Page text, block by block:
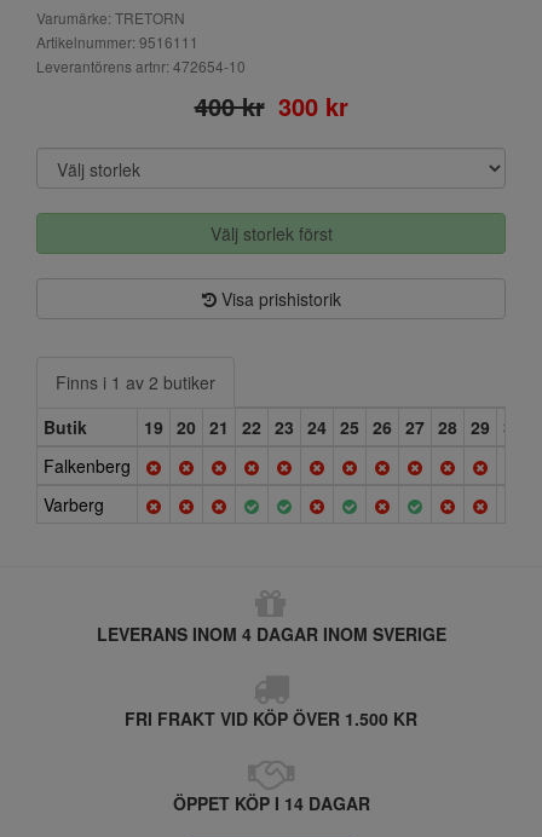
Varumärke: TRETORN
Artikelnummer: 9516111
Leverantörens artnr: 472654-10
400 kr 300 kr
Välj storlek först
Visa prishistorik
Finns i 1 av 2 butiker
Butik
19 20 21 22 23 24 25 26 27 28 29 30
Falkenberg
Varberg
LEVERANS INOM 4 DAGAR INOM SVERIGE
FRI FRAKT VID KÖP ÖVER 1.500 KR
ÖPPET KÖP I 14 DAGAR